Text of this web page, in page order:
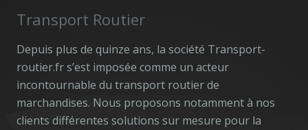
Transport Routier
Depuis plus de quinze ans, la société Transport-
routier.fr s’est imposée comme un acteur
incontournable du transport routier de
marchandises. Nous proposons notamment à nos
clients différentes solutions sur mesure pour la